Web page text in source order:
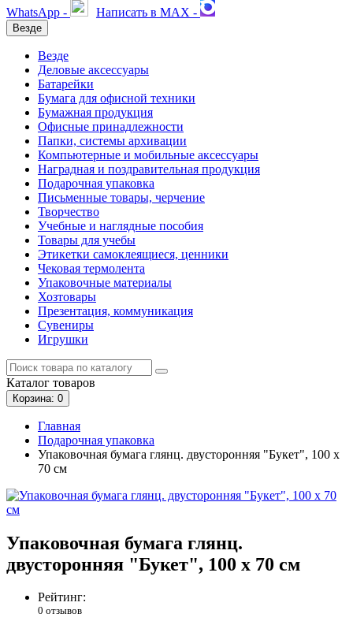
WhatsApp -
Написать в MAX -
Везде
Везде
Деловые аксессуары
Батарейки
Бумага для офисной техники
Бумажная продукция
Офисные принадлежности
Папки, системы архивации
Компьютерные и мобильные аксессуары
Наградная и поздравительная продукция
Подарочная упаковка
Письменные товары, черчение
Творчество
Учебные и наглядные пособия
Товары для учебы
Этикетки самоклеящиеся, ценники
Чековая термолента
Упаковочные материалы
Хозтовары
Презентация, коммуникация
Сувениры
Игрушки
Каталог товаров
Корзина: 0
Главная
Подарочная упаковка
Упаковочная бумага глянц. двусторонняя "Букет", 100 х
70 см
Упаковочная бумага глянц.
двусторонняя "Букет", 100 х 70 см
Рейтинг:
0 отзывов